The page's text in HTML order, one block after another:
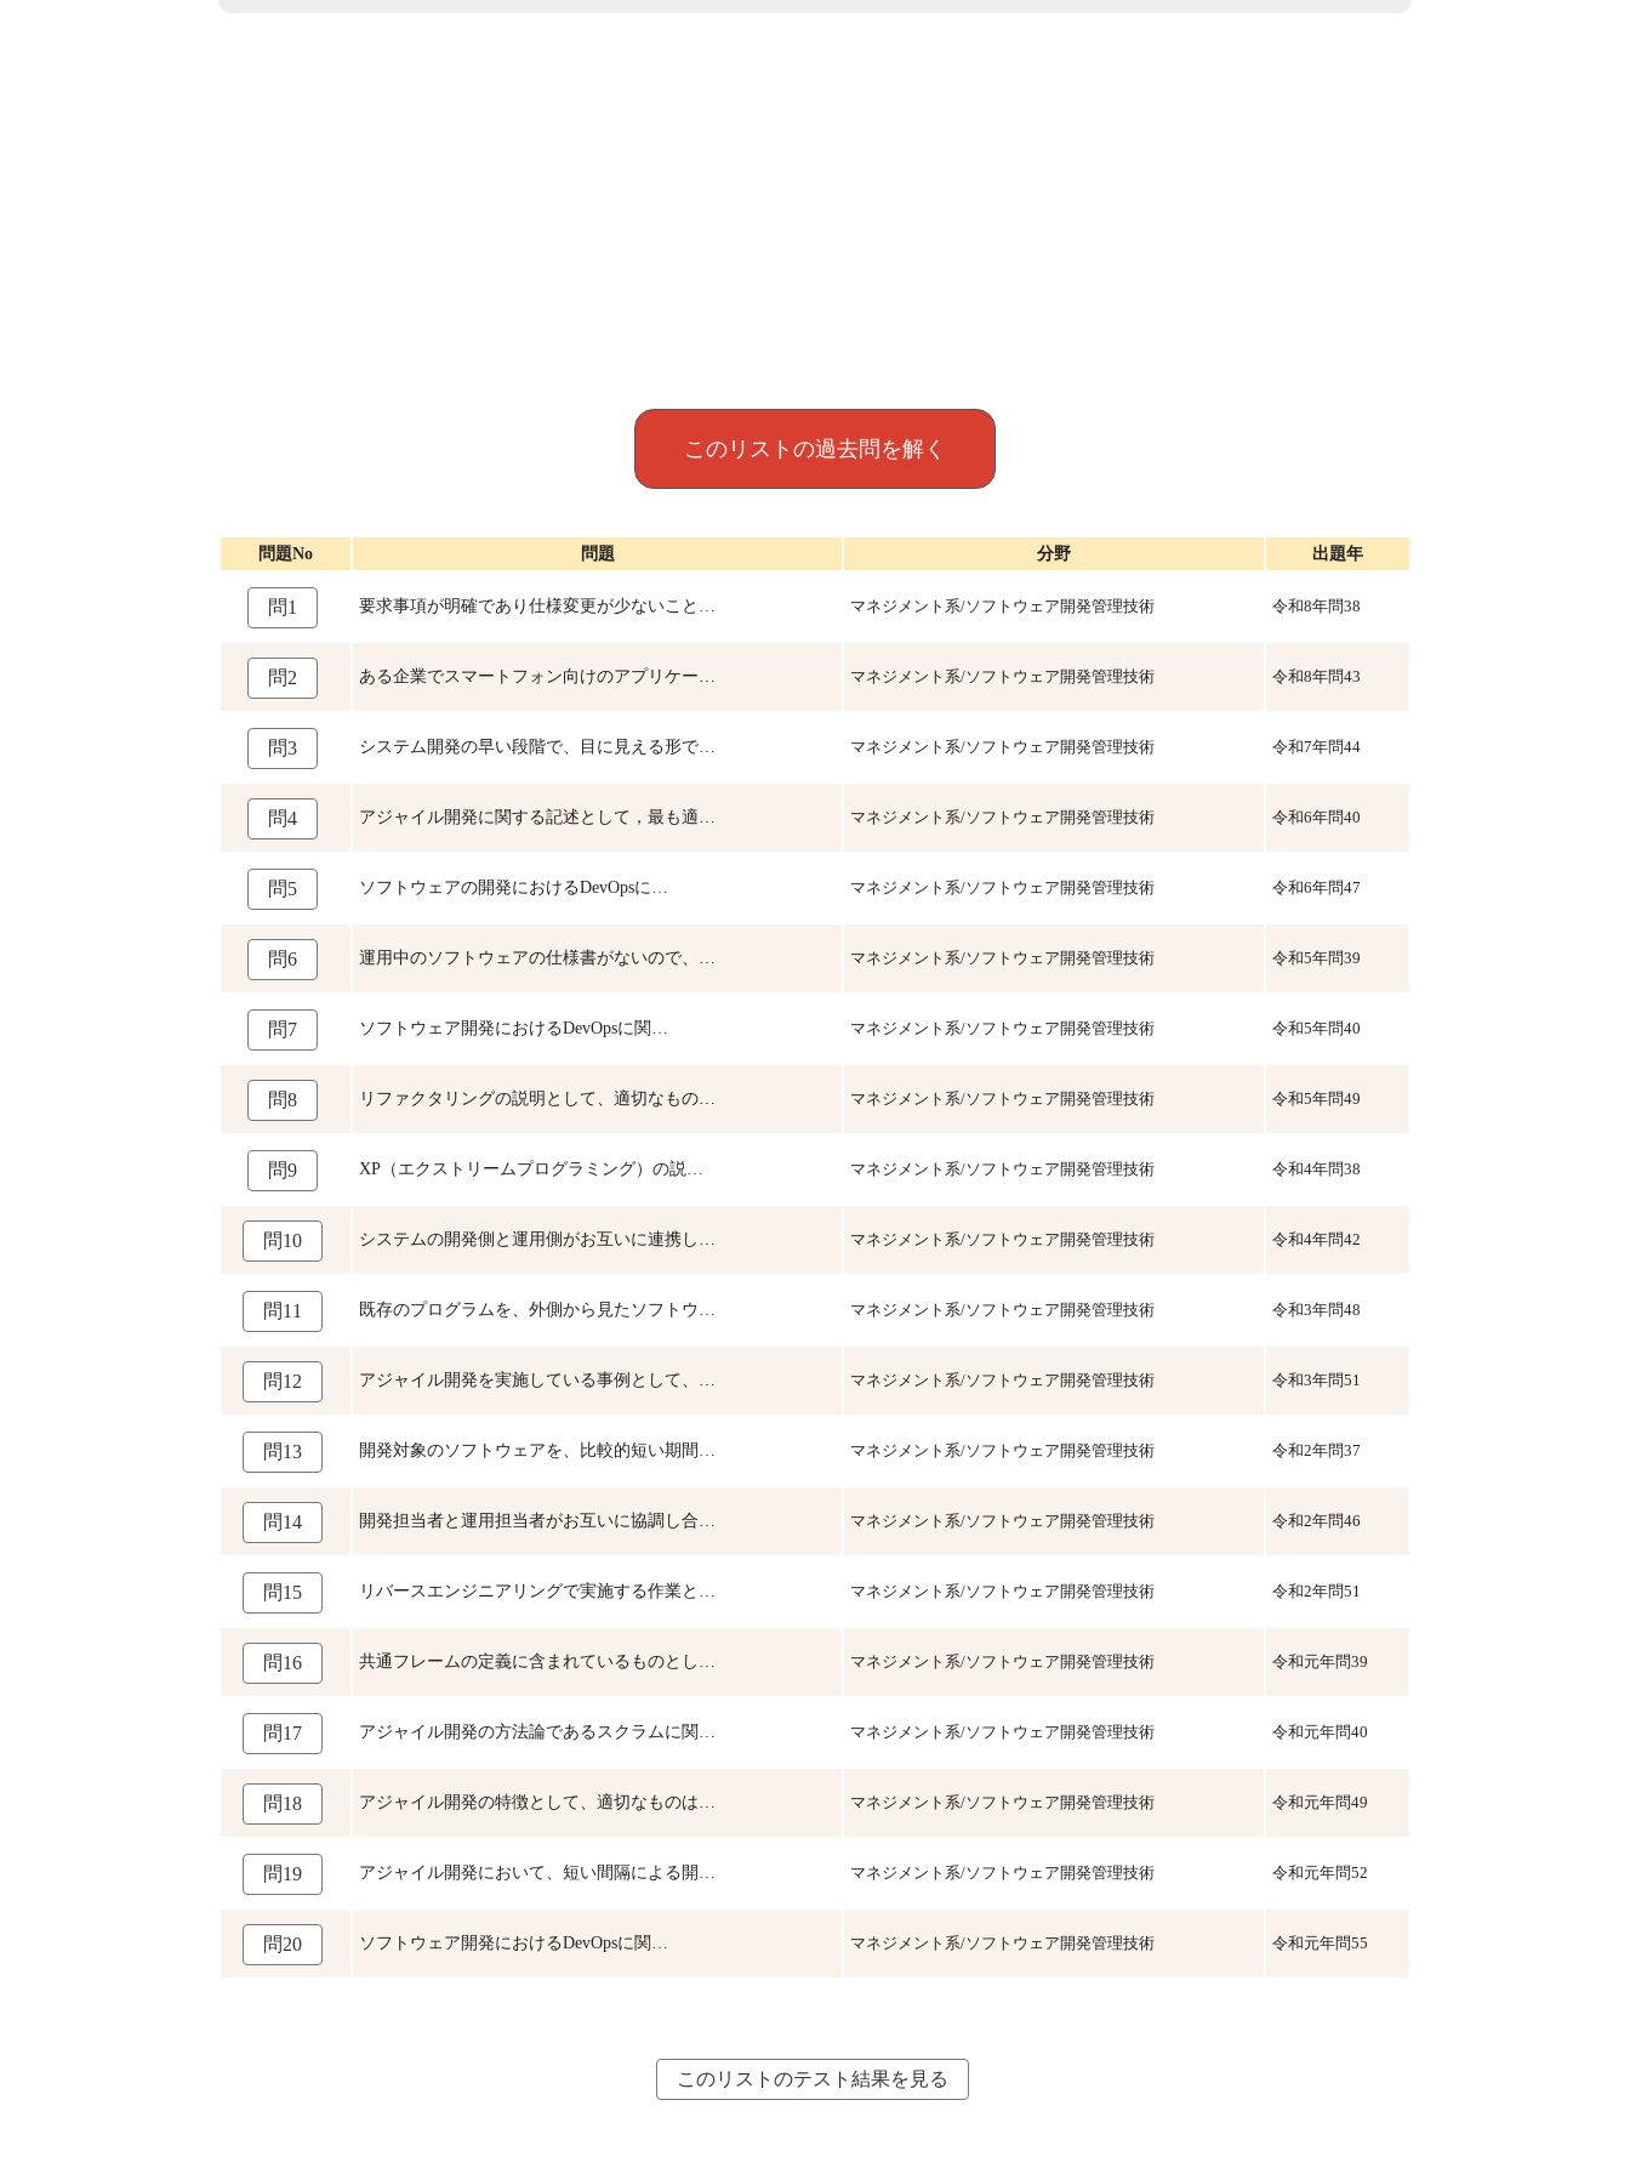
このリストの過去問を解く
問題No 問題 分野 出題年
問1 要求事項が明確であり仕様変更が少ないこと… マネジメント系/ソフトウェア開発管理技術 令和8年問38
問2 ある企業でスマートフォン向けのアプリケー… マネジメント系/ソフトウェア開発管理技術 令和8年問43
問3 システム開発の早い段階で、目に見える形で… マネジメント系/ソフトウェア開発管理技術 令和7年問44
問4 アジャイル開発に関する記述として，最も適… マネジメント系/ソフトウェア開発管理技術 令和6年問40
問5 ソフトウェアの開発におけるDevOpsに… マネジメント系/ソフトウェア開発管理技術 令和6年問47
問6 運用中のソフトウェアの仕様書がないので、… マネジメント系/ソフトウェア開発管理技術 令和5年問39
問7 ソフトウェア開発におけるDevOpsに関… マネジメント系/ソフトウェア開発管理技術 令和5年問40
問8 リファクタリングの説明として、適切なもの… マネジメント系/ソフトウェア開発管理技術 令和5年問49
問9 XP（エクストリームプログラミング）の説… マネジメント系/ソフトウェア開発管理技術 令和4年問38
問10 システムの開発側と運用側がお互いに連携し… マネジメント系/ソフトウェア開発管理技術 令和4年問42
問11 既存のプログラムを、外側から見たソフトウ… マネジメント系/ソフトウェア開発管理技術 令和3年問48
問12 アジャイル開発を実施している事例として、… マネジメント系/ソフトウェア開発管理技術 令和3年問51
問13 開発対象のソフトウェアを、比較的短い期間… マネジメント系/ソフトウェア開発管理技術 令和2年問37
問14 開発担当者と運用担当者がお互いに協調し合… マネジメント系/ソフトウェア開発管理技術 令和2年問46
問15 リバースエンジニアリングで実施する作業と… マネジメント系/ソフトウェア開発管理技術 令和2年問51
問16 共通フレームの定義に含まれているものとし… マネジメント系/ソフトウェア開発管理技術 令和元年問39
問17 アジャイル開発の方法論であるスクラムに関… マネジメント系/ソフトウェア開発管理技術 令和元年問40
問18 アジャイル開発の特徴として、適切なものは… マネジメント系/ソフトウェア開発管理技術 令和元年問49
問19 アジャイル開発において、短い間隔による開… マネジメント系/ソフトウェア開発管理技術 令和元年問52
問20 ソフトウェア開発におけるDevOpsに関… マネジメント系/ソフトウェア開発管理技術 令和元年問55
このリストのテスト結果を見る